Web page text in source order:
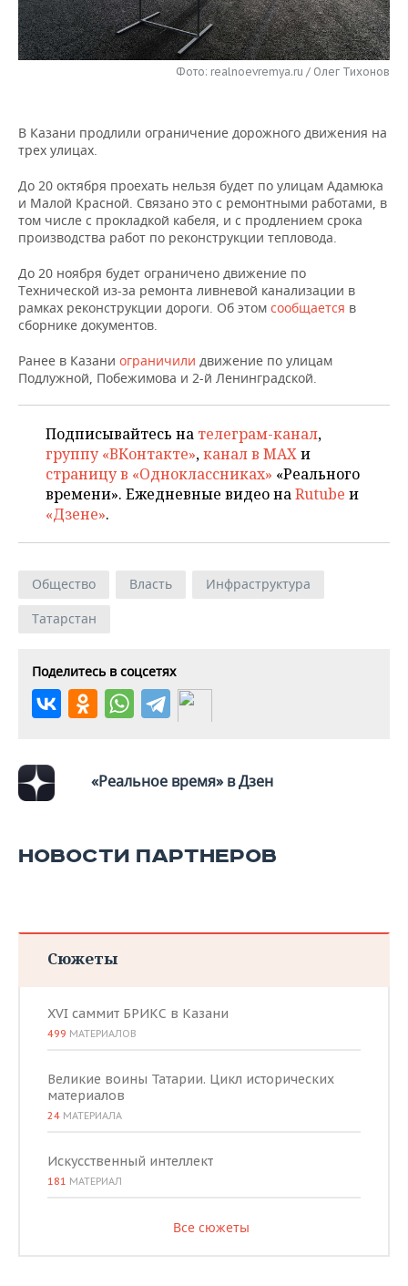
НЕФТЕХИМИЯ
НЕФТЬ
ЭНЕРГЕТИКА
РОЗНИЧНАЯ ТОРГОВЛЯ
НОВОСТИ ТЕХНОЛОГИЙ
ТЕЛЕКОММУНИКАЦИИ
МЕРОПРИЯТИЯ
НОВОСТИ МЕРОПРИЯТИЙ
БИЗНЕС-БРАНЧИ
ONLINE-КОНФЕРЕНЦИИ
ОТКРЫТАЯ ЛЕКЦИЯ
ФУТБОЛ
ХОККЕЙ
БАСКЕТБОЛ
ВОЛЕЙБОЛ
КИБЕРСПОРТ
ФИГУРНОЕ КАТАНИЕ
ВОДНЫЕ ВИДЫ СПОРТА
ХОККЕЙ С МЯЧОМ
НОВОСТИ ОБЩЕСТВА
ВЛАСТЬ
ИНФРАСТРУКТУРА
ИСТОРИЯ
КУЛЬТУРА
МЕДИЦИНА
ОБРАЗОВАНИЕ
ПРОИСШЕСТВИЯ
ФОТОГАЛЕРЕЯ
СЮЖЕТЫ
СПРАВОЧНИК
СПИСОК ПЕРСОН
СПИСОК КОМПАНИЙ
ПОЛНАЯ ВЕРСИЯ
Фото: realnoevremya.ru / Олег Тихонов
В Казани продлили ограничение дорожного движения на
трех улицах.
До 20 октября проехать нельзя будет по улицам Адамюка
и Малой Красной. Связано это с ремонтными работами, в
том числе с прокладкой кабеля, и с продлением срока
производства работ по реконструкции тепловода.
До 20 ноября будет ограничено движение по
Технической из-за ремонта ливневой канализации в
рамках реконструкции дороги. Об этом сообщается в
сборнике документов.
Ранее в Казани ограничили движение по улицам
Подлужной, Побежимова и 2-й Ленинградской.
Подписывайтесь на телеграм-канал,
группу «ВКонтакте»,канал в MAXи
страницу в «Одноклассниках» «Реального
времени». Ежедневные видео наRutube и
«Дзене».
Общество Власть
Инфраструктура
Татарстан
Поделитесь в соцсетях
«Реальное время» в Дзен
НОВОСТИ ПАРТНЕРОВ
Сюжеты
XVI саммит БРИКС в Казани
499 МАТЕРИАЛОВ
Великие воины Татарии. Цикл исторических
материалов
24 МАТЕРИАЛА
Искусственный интеллект
181 МАТЕРИАЛ
Все сюжеты